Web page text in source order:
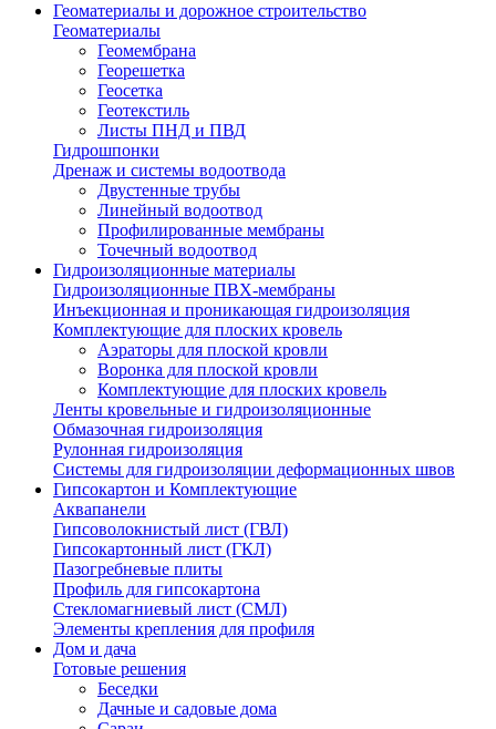
Геоматериалы и дорожное строительство
Геоматериалы
Геомембрана
Георешетка
Геосетка
Геотекстиль
Листы ПНД и ПВД
Гидрошпонки
Дренаж и системы водоотвода
Двустенные трубы
Линейный водоотвод
Профилированные мембраны
Точечный водоотвод
Гидроизоляционные материалы
Гидроизоляционные ПВХ-мембраны
Инъекционная и проникающая гидроизоляция
Комплектующие для плоских кровель
Аэраторы для плоской кровли
Воронка для плоской кровли
Комплектующие для плоских кровель
Ленты кровельные и гидроизоляционные
Обмазочная гидроизоляция
Рулонная гидроизоляция
Системы для гидроизоляции деформационных швов
Гипсокартон и Комплектующие
Аквапанели
Гипсоволокнистый лист (ГВЛ)
Гипсокартонный лист (ГКЛ)
Пазогребневые плиты
Профиль для гипсокартона
Стекломагниевый лист (СМЛ)
Элементы крепления для профиля
Дом и дача
Готовые решения
Беседки
Дачные и садовые дома